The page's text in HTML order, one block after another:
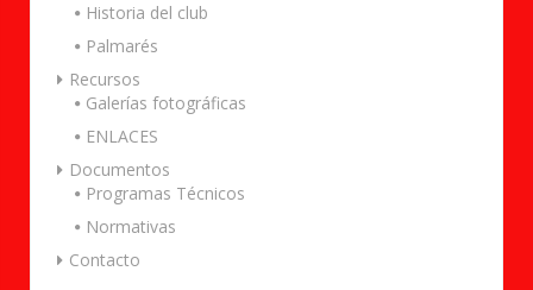
Historia del club
Palmarés
Recursos
Galerías fotográficas
ENLACES
Documentos
Programas Técnicos
Normativas
Contacto